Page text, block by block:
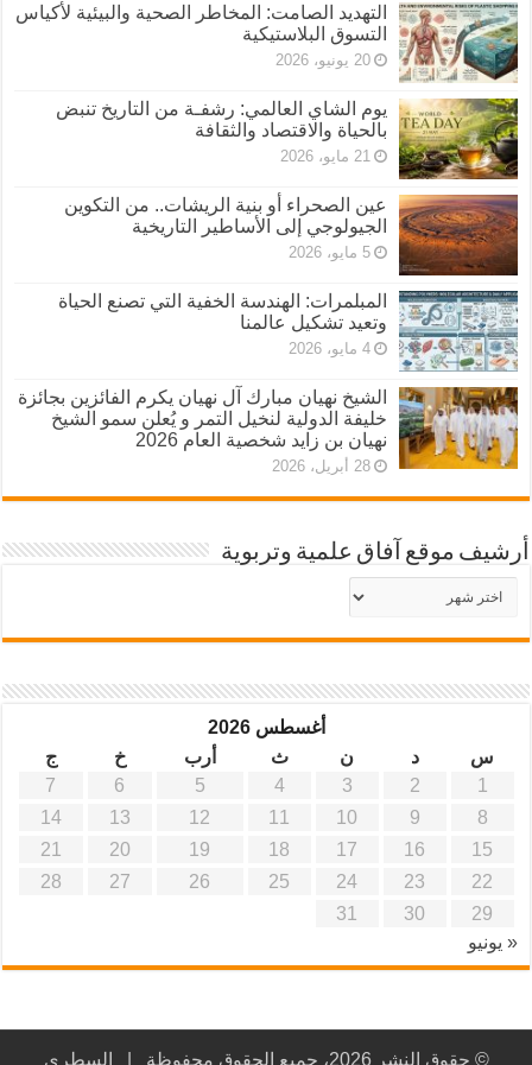
التهديد الصامت: المخاطر الصحية والبيئية لأكياس
التسوق البلاستيكية
20 يونيو، 2026
يوم الشاي العالمي: رشفـة من التاريخ تنبض
بالحياة والاقتصاد والثقافة
21 مايو، 2026
عين الصحراء أو بنية الريشات.. من التكوين
الجيولوجي إلى الأساطير التاريخية
5 مايو، 2026
المبلمرات: الهندسة الخفية التي تصنع الحياة
وتعيد تشكيل عالمنا
4 مايو، 2026
الشيخ نهيان مبارك آل نهيان يكرم الفائزين بجائزة
خليفة الدولية لنخيل التمر و يُعلن سمو الشيخ
نهيان بن زايد شخصية العام 2026
28 أبريل، 2026
أرشيف موقع آفاق علمية وتربوية
أرشيف
موقع
آفاق
أغسطس 2026
س
د ن ث أرب خ
ج
1
2
3
4
5
6
7
8
9
10
11
12
13
14
15
16
17
18
19
20
21
22
23
24
25
26
27
28
29
30
31
« يونيو
© حقوق النشر 2026، جميع الحقوق محفوظة | السطري